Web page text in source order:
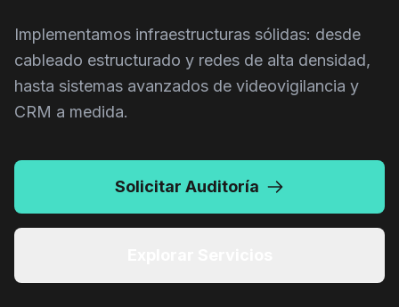
CAM.INT.2B
Implementamos infraestructuras sólidas: desde
cableado estructurado y redes de alta densidad,
hasta sistemas avanzados de videovigilancia y
CRM a medida.
Solicitar Auditoría